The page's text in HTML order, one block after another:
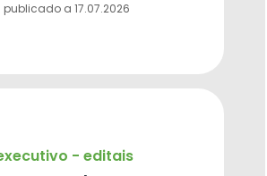
publicado a 17.07.2026
- editais